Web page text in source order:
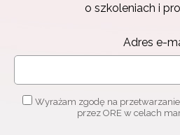
o szkoleniach i
Adres e-
Wyrażam zgodę na
przez ORE w celach
Newsletter ORE
Zapisz się i bądź na bieżąco
informacjami
o szkoleniach i programach.